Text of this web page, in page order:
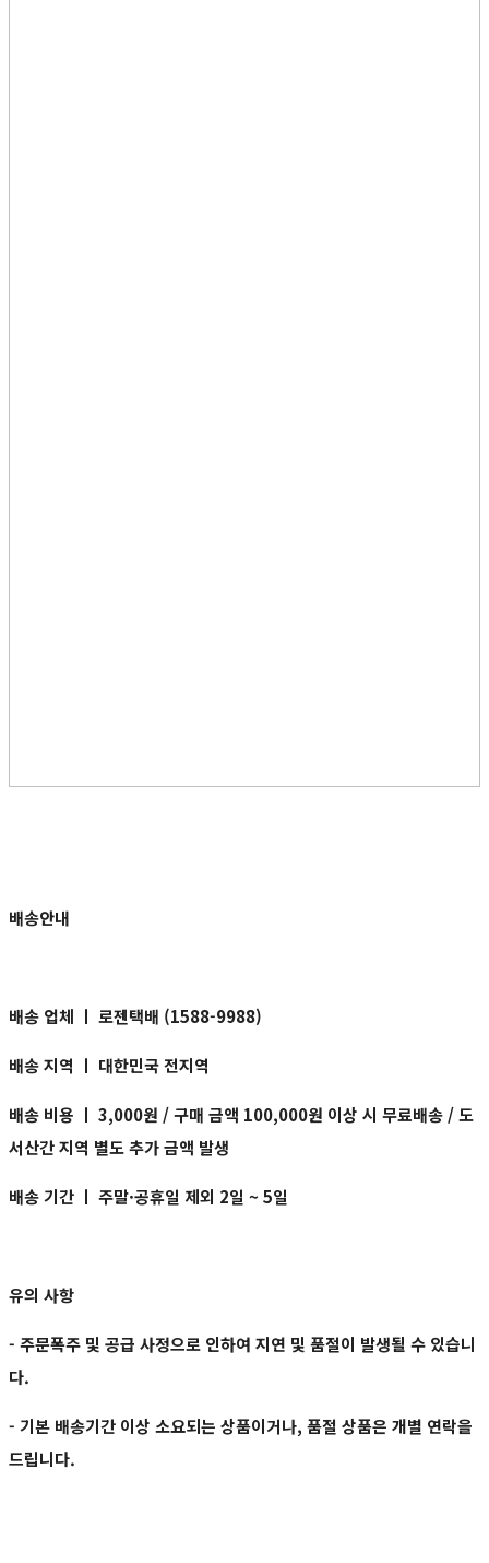
배송안내
배송 업체 ㅣ 로젠택배 (1588-9988)
배송 지역 ㅣ 대한민국 전지역
배송 비용 ㅣ 3,000원 / 구매 금액 100,000원 이상 시 무료배송 / 도
서산간 지역 별도 추가 금액 발생
배송 기간 ㅣ 주말·공휴일 제외 2일 ~ 5일
유의 사항
- 주문폭주 및 공급 사정으로 인하여 지연 및 품절이 발생될 수 있습니
다.
- 기본 배송기간 이상 소요되는 상품이거나, 품절 상품은 개별 연락을
드립니다.